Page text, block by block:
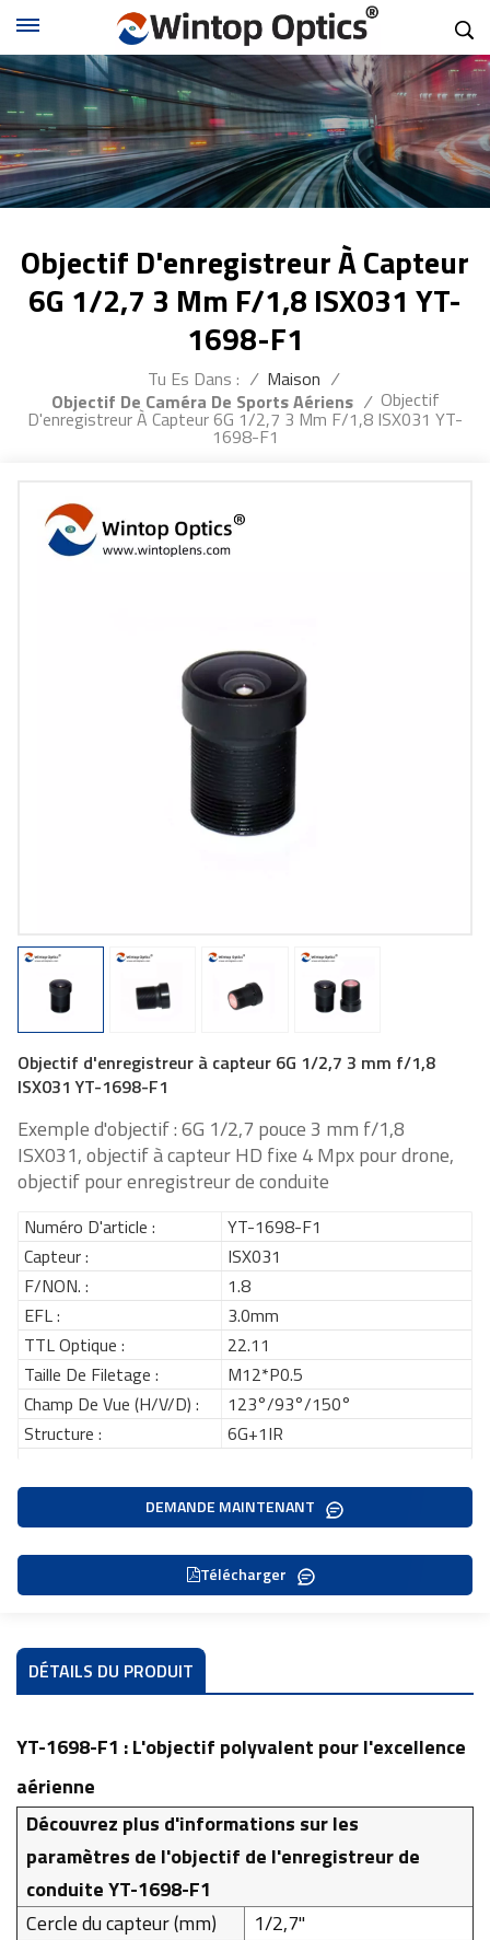
Objectif D'enregistreur À Capteur
6G 1/2,7 3 Mm F/1,8 ISX031 YT-
1698-F1
Tu Es Dans : / Maison /
Objectif De Caméra De Sports Aériens / Objectif
D'enregistreur À Capteur 6G 1/2,7 3 Mm F/1,8 ISX031 YT-
1698-F1
Objectif d'enregistreur à capteur 6G 1/2,7 3 mm f/1,8
ISX031 YT-1698-F1
Exemple d'objectif : 6G 1/2,7 pouce 3 mm f/1,8
ISX031, objectif à capteur HD fixe 4 Mpx pour drone,
objectif pour enregistreur de conduite
Numéro D'article :
YT-1698-F1
Capteur :
ISX031
F/NON. :
1.8
EFL :
3.0mm
TTL Optique :
22.11
Taille De Filetage :
M12*P0.5
Champ De Vue (H/V/D) :
123°/93°/150°
Structure :
6G+1IR
DEMANDE MAINTENANT
Télécharger
DÉTAILS DU PRODUIT
YT-1698-F1 : L'objectif polyvalent pour l'excellence
aérienne
Découvrez plus d'informations sur les
paramètres de l'objectif de l'enregistreur de
conduite YT-1698-F1
Cercle du capteur (mm)
1/2,7''